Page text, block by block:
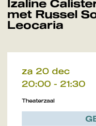
Izaline
met Russel
Leocaria
za 20 dec
20:00 - 21:30
Theaterzaal